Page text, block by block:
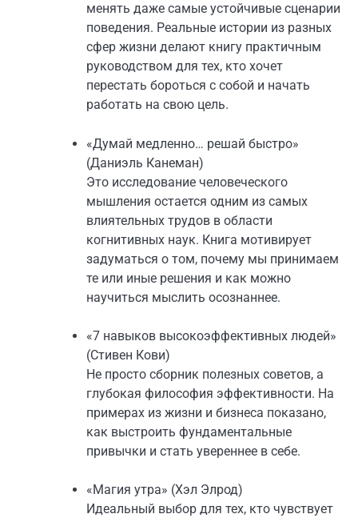
менять даже самые устойчивые сценарии
поведения. Реальные истории из разных
сфер жизни делают книгу практичным
руководством для тех, кто хочет
перестать бороться с собой и начать
работать на свою цель.
«Думай медленно… решай быстро»
(Даниэль Канеман)
Это исследование человеческого
мышления остается одним из самых
влиятельных трудов в области
когнитивных наук. Книга мотивирует
задуматься о том, почему мы принимаем
те или иные решения и как можно
научиться мыслить осознаннее.
«7 навыков высокоэффективных людей»
(Стивен Кови)
Не просто сборник полезных советов, а
глубокая философия эффективности. На
примерах из жизни и бизнеса показано,
как выстроить фундаментальные
привычки и стать увереннее в себе.
«Магия утра» (Хэл Элрод)
Идеальный выбор для тех, кто чувствует